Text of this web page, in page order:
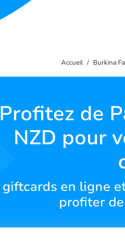
Accueil Burkina
Profitez de
NZD pour
en ligne
profiter